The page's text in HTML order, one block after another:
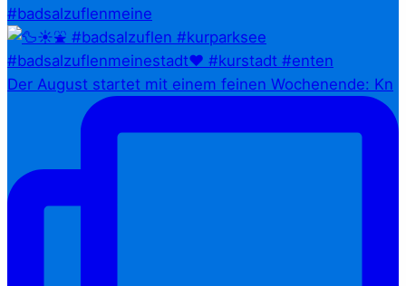
#badsalzuflenmeine
Der August startet mit einem feinen Wochenende: Kn